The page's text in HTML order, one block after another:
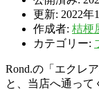
更新: 2022年
作成者: 桔梗
カテゴリー:
Rond.の「エクレ
と、当店へ通って